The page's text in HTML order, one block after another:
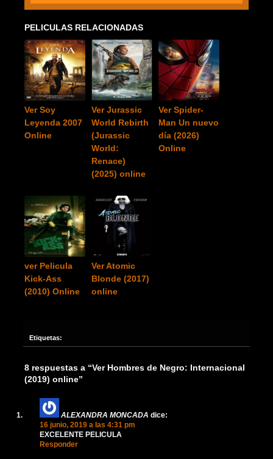
PELICULAS RELACIONADAS
Ver Soy
Leyenda 2007
Online
Ver Jurassic
World Rebirth
(Jurassic
World:
Renace)
(2025) online
Ver Spider-
Man Un nuevo
día (2026)
Online
ver Pelicula
Kick-Ass
(2010) Online
Ver Atomic
Blonde (2017)
online
Etiquetas:
8 respuestas a “Ver Hombres de Negro: Internacional
(2019) online”
ALEXANDRA MONCADA dice:
16 junio, 2019 a las 4:31 pm
EXCELENTE PELICULA
Responder